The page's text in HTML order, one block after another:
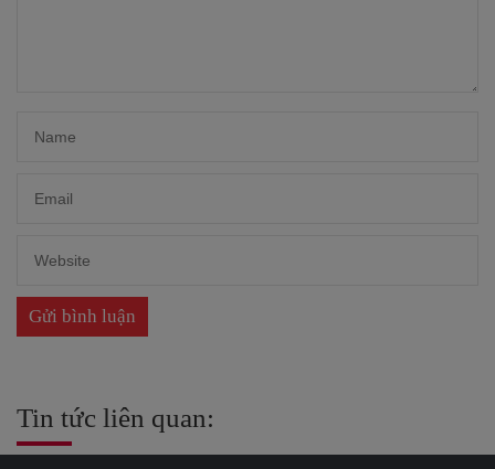
Tin tức liên quan: